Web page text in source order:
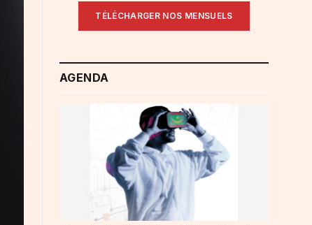
TÉLÉCHARGER NOS MENSUELS
AGENDA